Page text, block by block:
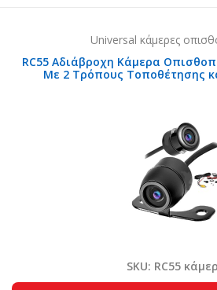
Universal κάμερες
RC55 Αδιάβροχη Κάμερα
Με 2 Τρόπους Τοποθέτησης
SKU: RC55